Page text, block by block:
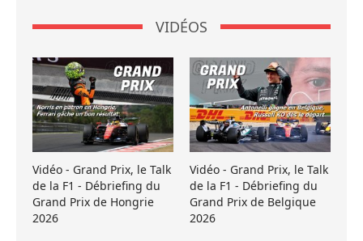
VIDÉOS
Vidéo - Grand Prix, le Talk
de la F1 - Débriefing du
Grand Prix de Hongrie
2026
Vidéo - Grand Prix, le Talk
de la F1 - Débriefing du
Grand Prix de Belgique
2026